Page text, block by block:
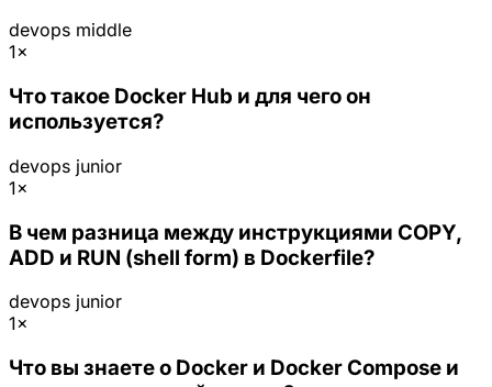
devops middle
1×
Что такое Docker Hub и для чего он
используется?
devops junior
1×
В чем разница между инструкциями COPY,
ADD и RUN (shell form) в Dockerfile?
devops junior
1×
Что вы знаете о Docker и Docker Compose и